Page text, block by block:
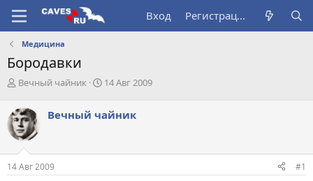
Вход Регистрация
Медицина
Бородавки
А
т
о
р
т
е
м
Вечный чайник
Д
а
ч
14 Авг 2009
Вечный чайник
14 Авг 2009 #1